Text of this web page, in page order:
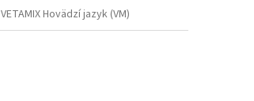
VETAMIX Hovädzí jazyk (VM)